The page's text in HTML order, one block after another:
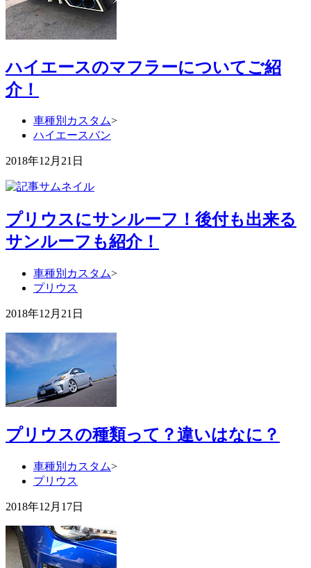
ハイエースのマフラーについてご紹
介！
車種別カスタム>
ハイエースバン
2018年12月21日
プリウスにサンルーフ！後付も出来る
サンルーフも紹介！
車種別カスタム>
プリウス
2018年12月21日
プリウスの種類って？違いはなに？
車種別カスタム>
プリウス
2018年12月17日